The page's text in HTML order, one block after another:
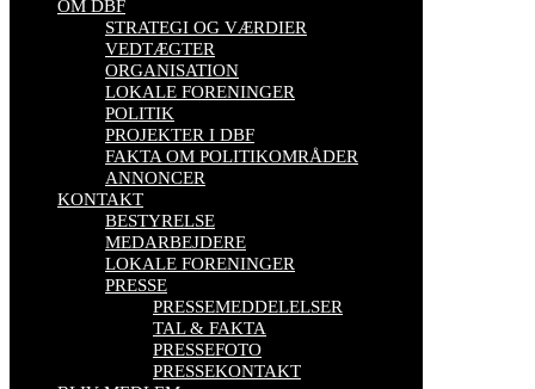
OM DBF
STRATEGI OG VÆRDIER
VEDTÆGTER
ORGANISATION
LOKALE FORENINGER
POLITIK
PROJEKTER I DBF
FAKTA OM POLITIKOMRÅDER
ANNONCER
KONTAKT
BESTYRELSE
MEDARBEJDERE
LOKALE FORENINGER
PRESSE
PRESSEMEDDELELSER
TAL & FAKTA
PRESSEFOTO
PRESSEKONTAKT